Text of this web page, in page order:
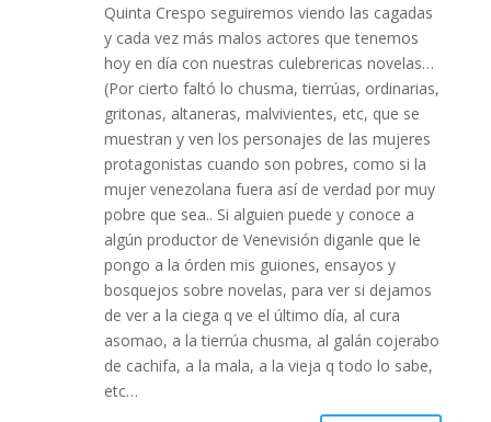
Quinta Crespo seguiremos viendo las cagadas
y cada vez más malos actores que tenemos
hoy en día con nuestras culebrericas novelas…
(Por cierto faltó lo chusma, tierrúas, ordinarias,
gritonas, altaneras, malvivientes, etc, que se
muestran y ven los personajes de las mujeres
protagonistas cuando son pobres, como si la
mujer venezolana fuera así de verdad por muy
pobre que sea.. Si alguien puede y conoce a
algún productor de Venevisión diganle que le
pongo a la órden mis guiones, ensayos y
bosquejos sobre novelas, para ver si dejamos
de ver a la ciega q ve el último día, al cura
asomao, a la tierrúa chusma, al galán cojerabo
de cachifa, a la mala, a la vieja q todo lo sabe,
etc…